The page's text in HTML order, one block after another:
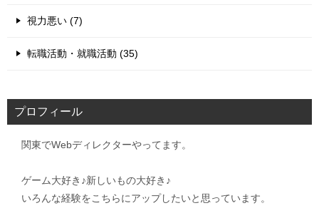
視力悪い (7)
転職活動・就職活動 (35)
プロフィール
関東でWebディレクターやってます。
ゲーム大好き♪新しいもの大好き♪
いろんな経験をこちらにアップしたいと思っています。